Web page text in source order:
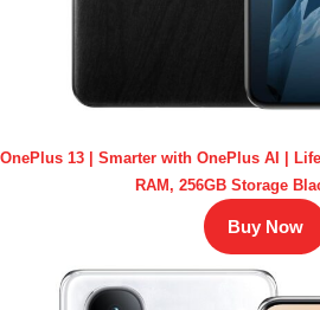
OnePlus 13 | Smarter with OnePlus AI |
RAM, 256GB Storage
Buy Now